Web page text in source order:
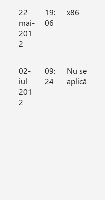
22-
mai-
201
2
19:
06
x86
02-
iul-
201
2
09:
24
Nu se
aplică